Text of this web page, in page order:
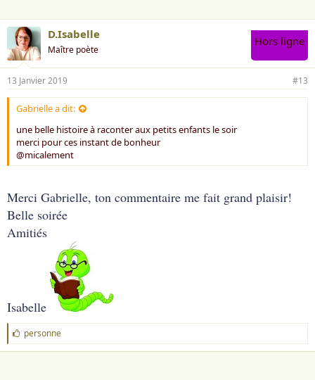
D.Isabelle
Maître poète
Hors ligne
13 Janvier 2019 #13
Gabrielle a dit:
une belle histoire à raconter aux petits enfants le soir
merci pour ces instant de bonheur
@micalement
Merci Gabrielle, ton commentaire me fait grand plaisir!
Belle soirée
Amitiés
Isabelle
J
'
a
personne